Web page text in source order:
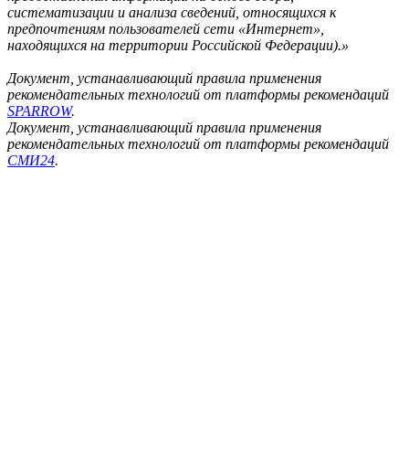
систематизации и анализа сведений, относящихся к
предпочтениям пользователей сети «Интернет»,
находящихся на территории Российской Федерации).»
Документ, устанавливающий правила применения
рекомендательных технологий от платформы рекомендаций
SPARROW.
Документ, устанавливающий правила применения
рекомендательных технологий от платформы рекомендаций
СМИ24.